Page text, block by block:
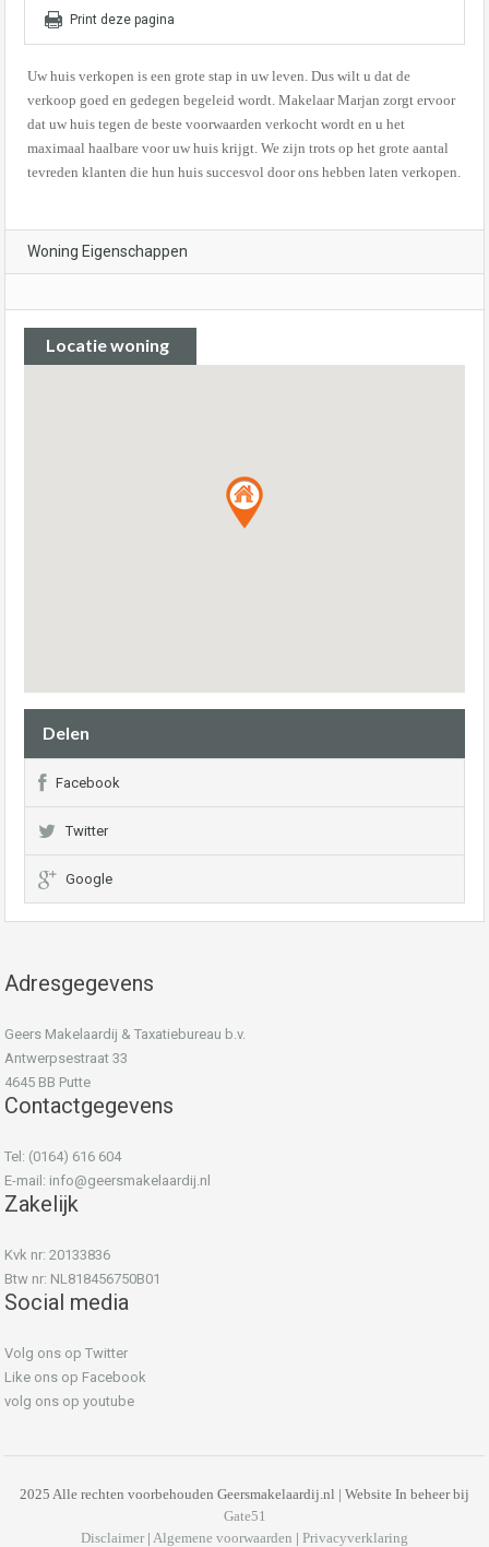
Print deze pagina
Uw huis verkopen is een grote stap in uw leven. Dus wilt u dat de
verkoop goed en gedegen begeleid wordt. Makelaar Marjan zorgt ervoor
dat uw huis tegen de beste voorwaarden verkocht wordt en u het
maximaal haalbare voor uw huis krijgt. We zijn trots op het grote aantal
tevreden klanten die hun huis succesvol door ons hebben laten verkopen.
Woning Eigenschappen
Locatie woning
Delen
Facebook
Twitter
Google
Adresgegevens
Geers Makelaardij & Taxatiebureau b.v.
Antwerpsestraat 33
4645 BB Putte
Contactgegevens
Tel: (0164) 616 604
E-mail: info@geersmakelaardij.nl
Zakelijk
Kvk nr: 20133836
Btw nr: NL818456750B01
Social media
Volg ons op Twitter
Like ons op Facebook
volg ons op youtube
2025 Alle rechten voorbehouden Geersmakelaardij.nl | Website In beheer bij
Gate51
Disclaimer | Algemene voorwaarden | Privacyverklaring